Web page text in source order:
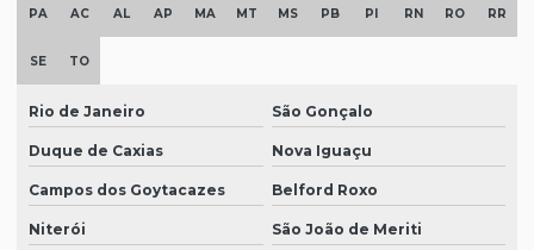
PA AC AL AP MA MT MS PB PI RN RO RR
SE TO
Rio de Janeiro São Gonçalo
Duque de Caxias Nova Iguaçu
Campos dos Goytacazes Belford Roxo
Niterói São João de Meriti